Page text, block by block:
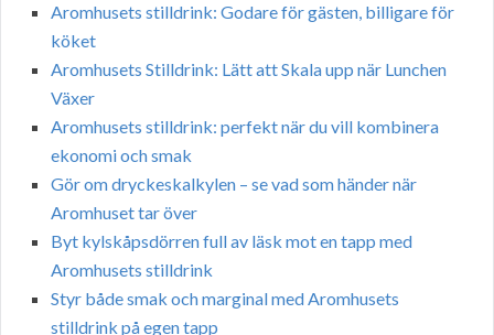
Aromhusets stilldrink: Godare för gästen, billigare för
köket
Aromhusets Stilldrink: Lätt att Skala upp när Lunchen
Växer
Aromhusets stilldrink: perfekt när du vill kombinera
ekonomi och smak
Gör om dryckeskalkylen – se vad som händer när
Aromhuset tar över
Byt kylskåpsdörren full av läsk mot en tapp med
Aromhusets stilldrink
Styr både smak och marginal med Aromhusets
stilldrink på egen tapp